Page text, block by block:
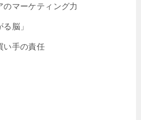
のマーケティング力
脳」
い手の責任